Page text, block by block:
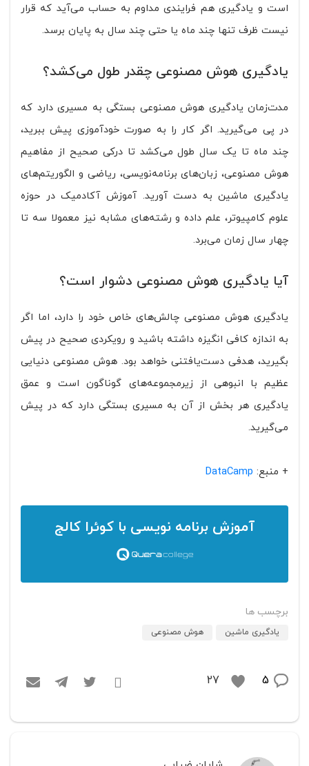
است و یادگیری هم فرایندی مداوم به حساب می‌آید که قرار
نیست ظرف تنها چند ماه یا حتی چند سال به پایان برسد.
یادگیری هوش مصنوعی چقدر طول می‌کشد؟
مدت‌زمان یادگیری هوش مصنوعی بستگی به مسیری دارد که
در پی می‌گیرید. اگر کار را به صورت خودآموزی پیش ببرید،
چند ماه تا یک سال طول می‌کشد تا درکی صحیح از مفاهیم
هوش مصنوعی، زبان‌های برنامه‌نویسی، ریاضی و الگوریتم‌های
یادگیری ماشین به دست آورید. آموزش آکادمیک در حوزه
علوم کامپیوتر، علم داده و رشته‌های مشابه نیز معمولا سه تا
چهار سال زمان می‌برد.
آیا یادگیری هوش مصنوعی دشوار است؟
یادگیری هوش مصنوعی چالش‌های خاص خود را دارد، اما اگر
به اندازه کافی انگیزه داشته باشید و رویکردی صحیح در پیش
بگیرید، هدفی دست‌یافتنی خواهد بود. هوش مصنوعی دنیایی
عظیم با انبوهی از زیرمجموعه‌های گوناگون است و عمق
یادگیری هر بخش از آن به مسیری بستگی دارد که در پیش
می‌گیرید.
+ منبع: DataCamp
آموزش برنامه نویسی با کوئرا کالج
برچسب ها
یادگیری ماشین هوش مصنوعی
5
27